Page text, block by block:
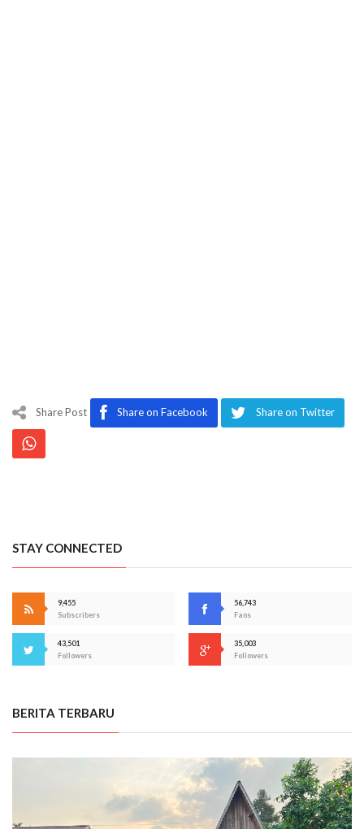
Share Post Share on Facebook Share on Twitter
STAY CONNECTED
9,455
Subscribers
56,743
Fans
43,501
Followers
35,003
Followers
BERITA TERBARU